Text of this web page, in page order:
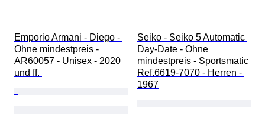
Emporio Armani - Diego -
Ohne mindestpreis -
AR60057 - Unisex - 2020
und ff.
Seiko - Seiko 5 Automatic
Day-Date - Ohne
mindestpreis - Sportsmatic
Ref.6619-7070 - Herren -
1967